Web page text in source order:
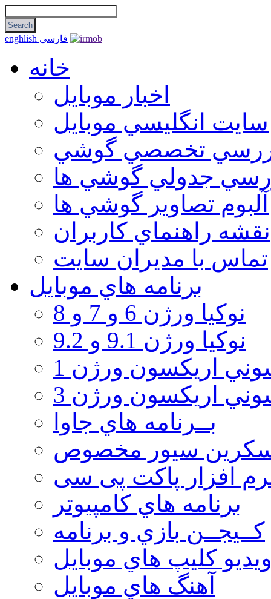
enghlish فارسی
خانه
اخبار موبایل
سايت انگليسي موبايل
تخصصي گوشي
جدولي گوشي ها
آلبوم تصاوير گوشي ها
نقشه راهنماي كاربران
تماس با مديران سايت
برنامه هاي موبايل
نوکیا ورژن 6 و 7 و 8
نوکیا ورژن 9.1 و 9.2
اريكسون ورژن 1
اريكسون ورژن 3
بــرنامه هاي جاوا
سيور مخصوص
افزار پاکت پی سی
برنامه هاي كامپيوتر
كــيجــن بازي و برنامه
كليپ هاي موبايل
آهنگ هاي موبايل